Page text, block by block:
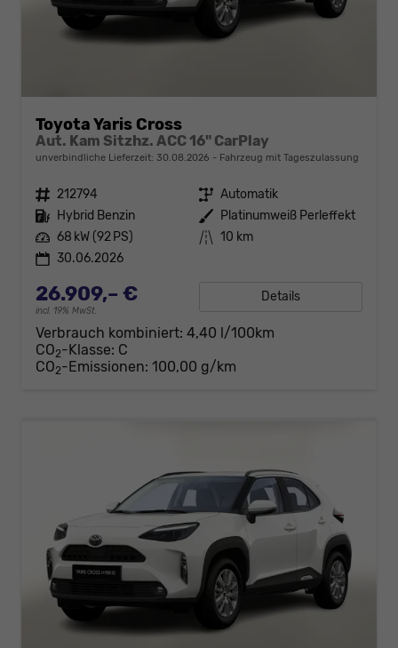
Toyota Yaris Cross
Aut. Kam Sitzhz. ACC 16" CarPlay
unverbindliche Lieferzeit: 30.08.2026 Fahrzeug mit Tageszulassung
Fahrzeugnr. 212794 Getriebe Automatik
Kraftstoff Hybrid Benzin Außenfarbe Platinumweiß Perleffekt
Leistung 68 kW (92 PS) Kilometerstand 10 km
30.06.2026
26.909,– €
incl. 19% MwSt.
Details
Verbrauch kombiniert: 4,40 l/100km
CO2-Klasse: C
CO2-Emissionen: 100,00 g/km